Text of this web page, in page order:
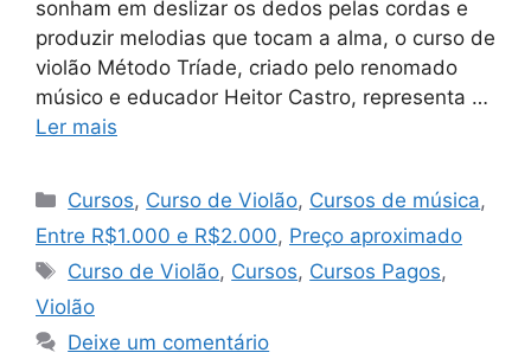
sonham em deslizar os dedos pelas cordas e
produzir melodias que tocam a alma, o curso de
violão Método Tríade, criado pelo renomado
músico e educador Heitor Castro, representa …
Ler mais
Categorias
Cursos, Curso de Violão, Cursos de música,
Entre R$1.000 e R$2.000, Preço aproximado
Tags
Curso de Violão, Cursos, Cursos Pagos,
Violão
Deixe um comentário